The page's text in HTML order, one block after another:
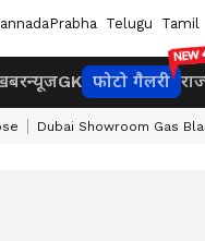
Telugu Tamil
न्यूजGK फोटो गैलरी
Dubai Showroom Gas